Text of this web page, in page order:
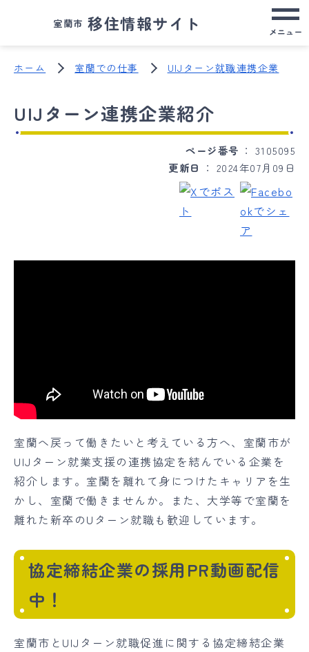
室蘭市 移住情報サイト メニュー
ホーム 室蘭での仕事 UIJターン就職連携企業
UIJターン連携企業紹介
ページ番号
3105095
更新日
2024年07月09日
室蘭へ戻って働きたいと考えている方へ、室蘭市が
UIJターン就業支援の連携協定を結んでいる企業を
紹介します。室蘭を離れて身につけたキャリアを生
かし、室蘭で働きませんか。また、大学等で室蘭を
離れた新卒のUターン就職も歓迎しています。
協定締結企業の採用PR動画配信
中！
室蘭市とUIJターン就職促進に関する協定締結企業